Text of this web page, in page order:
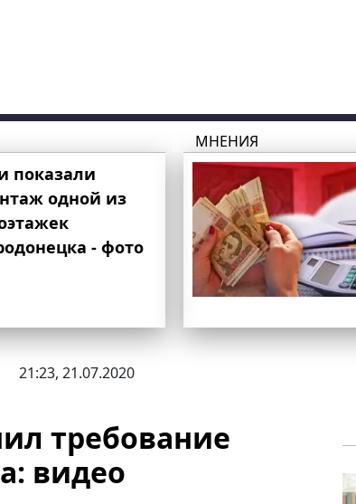
показали
одной из
- фото
МНЕНИЯ
21:23, 21.07.2020
требование
видео